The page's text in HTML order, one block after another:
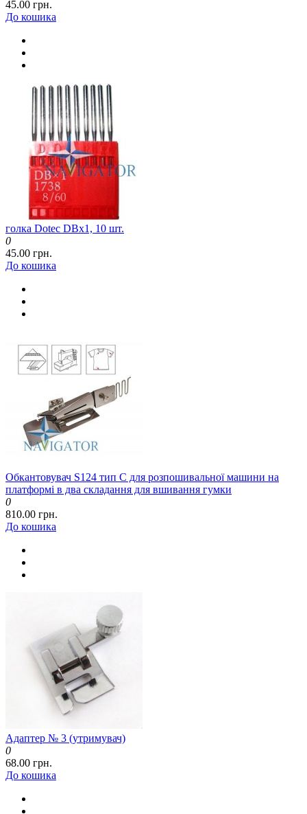
45.00 грн.
До кошика
голка Dotec DBx1, 10 шт.
0
45.00 грн.
До кошика
Обкантовувач S124 тип C для розпошивальної машини на
платформі в два складання для вшивання гумки
0
810.00 грн.
До кошика
Адаптер № 3 (утримувач)
0
68.00 грн.
До кошика